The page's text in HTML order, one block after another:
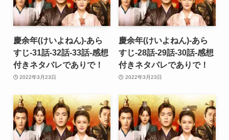
慶余年(けいよねん)-あら
すじ-31話-32話-33話-感想
付きネタバレでありで！
2022年3月23日
慶余年(けいよねん)-あら
すじ-28話-29話-30話-感想
付きネタバレでありで！
2022年3月23日